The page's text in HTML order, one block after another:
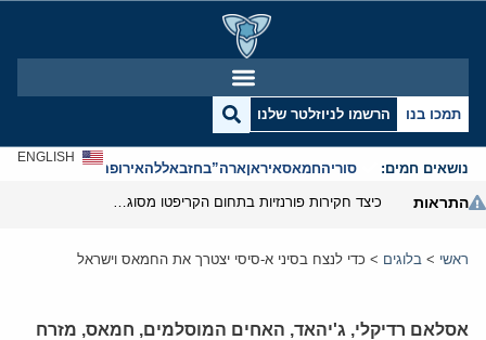
תמכו בנו הרשמו לניוזלטר שלנו
נושאים חמים: סוריהחמאסאיראןארה”בחזבאללהאירופהאנטישמיות
ENGLISH
התראות
ראשי > בלוגים > כדי לנצח בסיני א-סיסי יצטרך את החמאס וישראל
אסלאם רדיקלי, ג'יהאד, האחים המוסלמים, חמאס, מזרח